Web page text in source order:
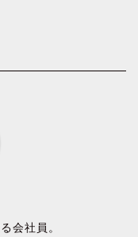
会社員。